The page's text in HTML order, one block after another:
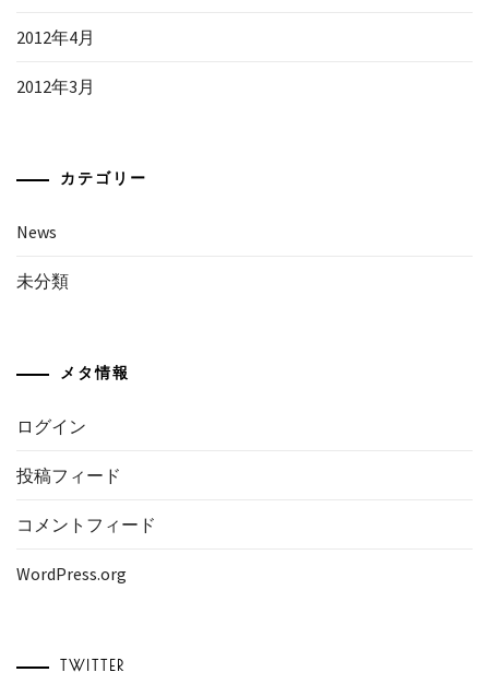
2012年4月
2012年3月
カテゴリー
News
未分類
メタ情報
ログイン
投稿フィード
コメントフィード
WordPress.org
TWITTER